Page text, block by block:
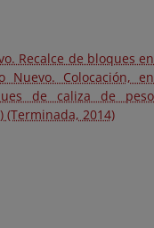
Recalce de bloques en
Nuevo. Colocación, en
de caliza de peso
(Terminada, 2014)